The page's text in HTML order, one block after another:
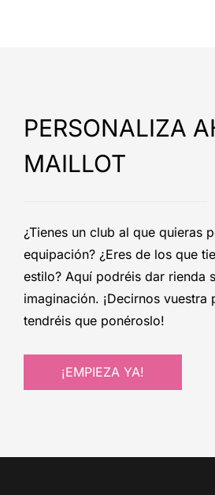
PERSONALIZA
MAILLOT
¿Tienes un club al que quieras
equipación? ¿Eres de los que
estilo? Aquí podréis dar rienda
imaginación. ¡Decirnos vuestra
tendréis que ponéroslo!
¡EMPIEZA YA!